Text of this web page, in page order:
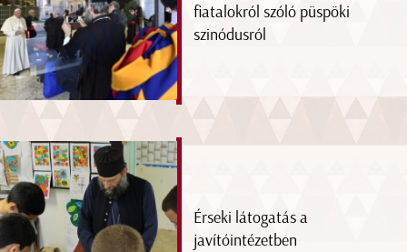
fiatalokról szóló püspöki
szinódusról
Érseki látogatás a
javítóintézetben